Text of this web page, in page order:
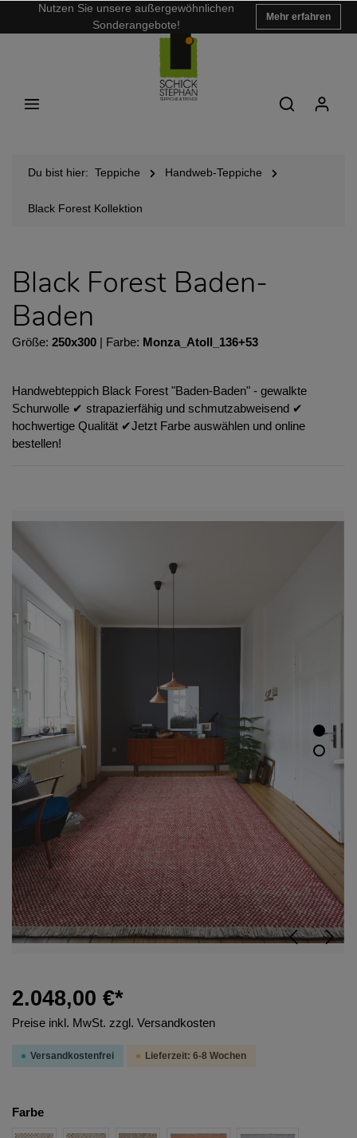
Nutzen Sie unsere außergewöhnlichen
Sonderangebote!
Mehr erfahren
Du bist hier: Teppiche Handweb-Teppiche
Black Forest Kollektion
Black Forest Baden-
Baden
Größe: 250x300 | Farbe: Monza_Atoll_136+53
Handwebteppich Black Forest "Baden-Baden" - gewalkte
Schurwolle ✔︎ strapazierfähig und schmutzabweisend ✔︎
hochwertige Qualität ✔︎Jetzt Farbe auswählen und online
bestellen!
2.048,00 €*
Preise inkl. MwSt. zzgl. Versandkosten
Versandkostenfrei Lieferzeit: 6-8 Wochen
Farbe